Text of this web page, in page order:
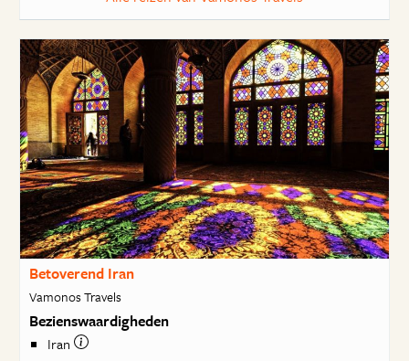
Betoverend Iran
Vamonos Travels
Bezienswaardigheden
Iran